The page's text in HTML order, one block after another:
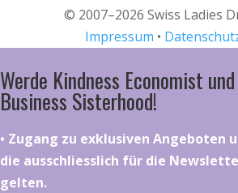
© 2007–2026 Swiss Ladies
Impressum •
Werde Kindness Economist
Business Sisterhood!
•⁠ ⁠⁠Zugang zu exklusiven Angeboten
die ausschliesslich für die
gelten.